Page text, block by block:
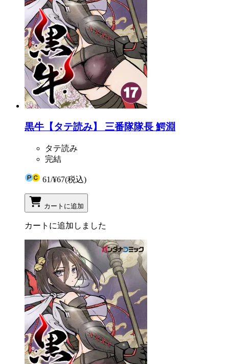
黒牛【タテ読み】 三番隊隊長 鰐淵
タテ読み
完結
61/¥67(税込)
カートに追加
カートに追加しました